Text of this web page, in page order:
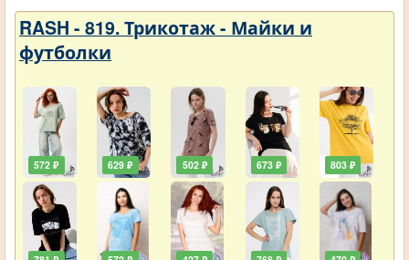
RASH - 819. Трикотаж - Майки и
футболки
572 ₽ 629 ₽ 502 ₽ 673 ₽ 803 ₽